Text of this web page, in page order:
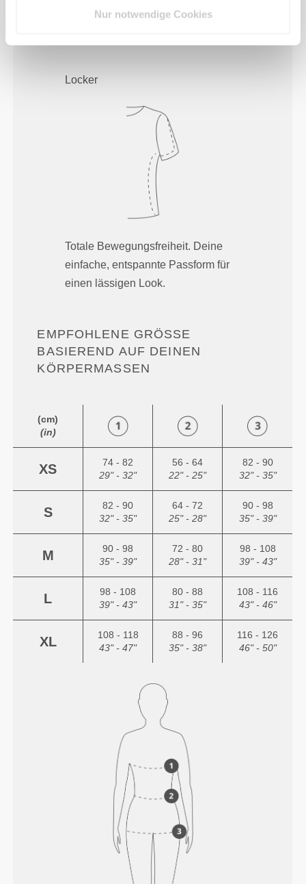
Nur notwendige Cookies
und bequem bewegen zu können.
Locker
Totale Bewegungsfreiheit. Deine
einfache, entspannte Passform für
einen lässigen Look.
EMPFOHLENE GRÖSSE B
ASIEREND AUF DEINEN K
ÖRPERMASSEN
(cm)
(in)
XS
74 - 82
29" - 32"
56 - 64
22" - 25"
82 - 90
32" - 35"
S
82 - 90
32" - 35"
64 - 72
25" - 28"
90 - 98
35" - 39"
M
90 - 98
35" - 39"
72 - 80
28" - 31"
98 - 108
39" - 43"
L
98 - 108
39" - 43"
80 - 88
31" - 35"
108 - 116
43" - 46"
XL
108 - 118
43" - 47"
88 - 96
35" - 38"
116 - 126
46" - 50"